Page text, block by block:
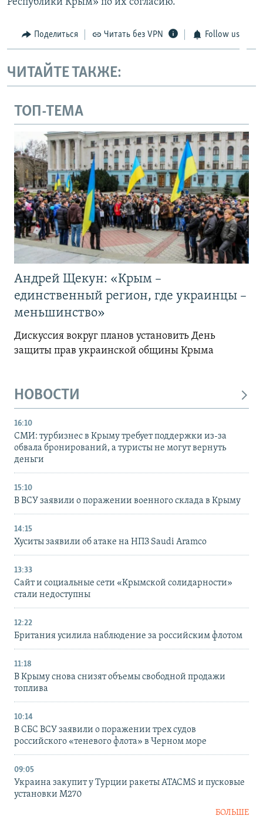
Поделиться Читать без VPN Follow us
ЧИТАЙТЕ ТАКЖЕ:
ТОП-ТЕМА
Андрей Щекун: «Крым –
единственный регион, где украинцы –
меньшинство»
Дискуссия вокруг планов установить День
защиты прав украинской общины Крыма
НОВОСТИ
16:10
СМИ: турбизнес в Крыму требует поддержки из-за
обвала бронирований, а туристы не могут вернуть
деньги
15:10
В ВСУ заявили о поражении военного склада в Крыму
14:15
Хуситы заявили об атаке на НПЗ Saudi Aramco
13:33
Сайт и социальные сети «Крымской солидарности»
стали недоступны
12:22
Британия усилила наблюдение за российским флотом
11:18
В Крыму снова снизят объемы свободной продажи
топлива
10:14
В СБС ВСУ заявили о поражении трех судов
российского «теневого флота» в Черном море
09:05
Украина закупит у Турции ракеты ATACMS и пусковые
установки M270
БОЛЬШЕ